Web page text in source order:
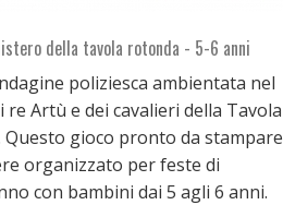
della tavola rotonda - 5-6 anni
poliziesca ambientata nel
re Artù e dei cavalieri della Tavola
Questo gioco pronto da stampare
organizzato per feste di
con bambini dai 5 agli 6 anni.